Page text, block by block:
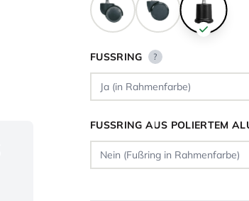
FUSSRING ?
FUSSRING AUS POLIERTEM